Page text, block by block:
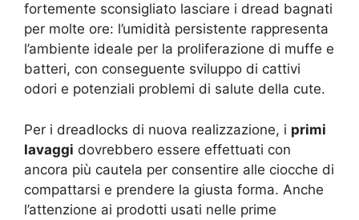
fortemente sconsigliato lasciare i dread bagnati
per molte ore: l’umidità persistente rappresenta
l’ambiente ideale per la proliferazione di muffe e
batteri, con conseguente sviluppo di cattivi
odori e potenziali problemi di salute della cute.
Per i dreadlocks di nuova realizzazione, i primi
lavaggi dovrebbero essere effettuati con
ancora più cautela per consentire alle ciocche di
compattarsi e prendere la giusta forma. Anche
l’attenzione ai prodotti usati nelle prime